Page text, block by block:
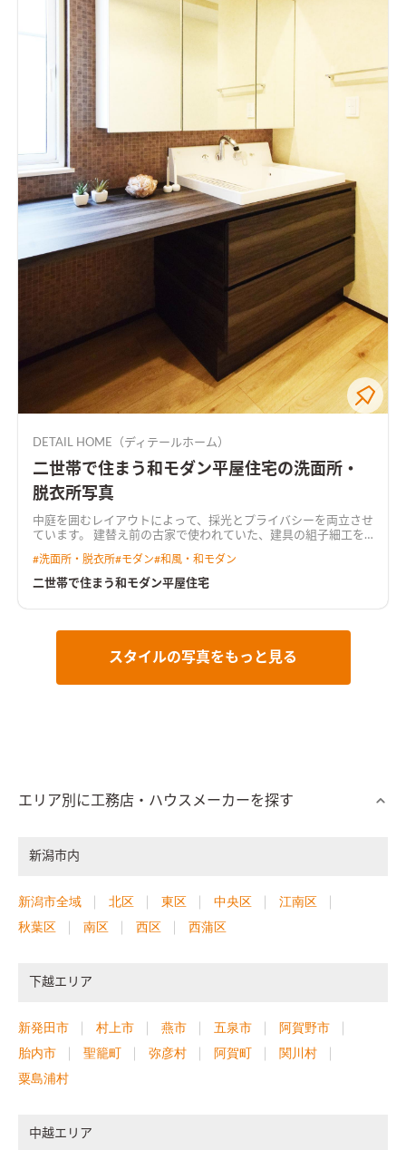
DETAIL HOME（ディテールホーム）
二世帯で住まう和モダン平屋住宅の洗面所・
脱衣所写真
中庭を囲むレイアウトによって、採光とプライバシーを両立させ
ています。 建替え前の古家で使われていた、建具の組子細工を
#洗面所・脱衣所#モダン#和風・和モダン
二世帯で住まう和モダン平屋住宅
スタイルの写真をもっと見る
エリア別に工務店・ハウスメーカーを探す
新潟市内
新潟市全域 北区 東区 中央区
江南区
秋葉区
南区 西区 西蒲区
下越エリア
新発田市 村上市 燕市 五泉市
阿賀野市
胎内市
聖籠町 弥彦村 阿賀町
関川村
粟島浦村
中越エリア